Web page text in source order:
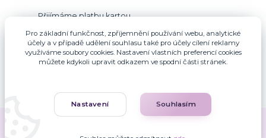
Přijímáme platbu kartou.
Pro základní funkčnost, zpříjemnění používání webu, analytické
účely a v případě udělení souhlasu také pro účely cílení reklamy
využíváme soubory cookies. Nastavení vlastních preferencí cookies
můžete kdykoli upravit odkazem ve spodní části stránek.
Nastavení Souhlasím